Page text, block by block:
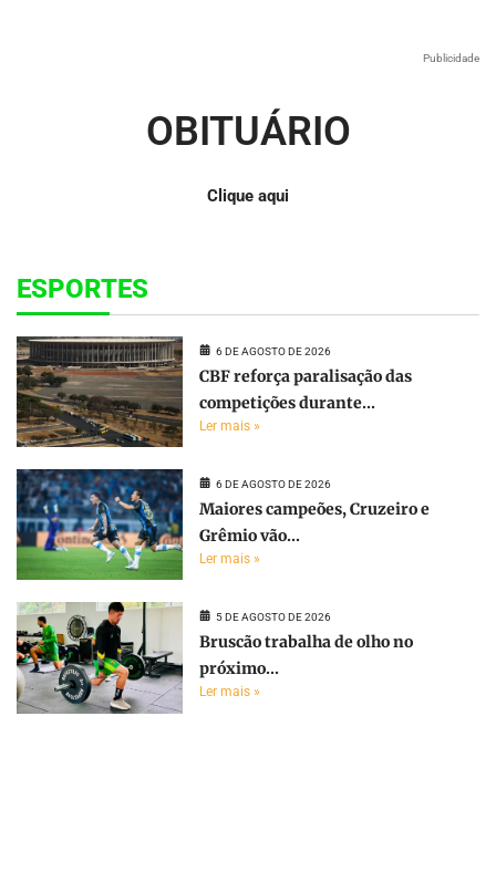
Publicidade
OBITUÁRIO
Clique aqui
ESPORTES
6 DE AGOSTO DE 2026
CBF reforça paralisação das
competições durante...
Ler mais »
6 DE AGOSTO DE 2026
Maiores campeões, Cruzeiro e
Grêmio vão...
Ler mais »
5 DE AGOSTO DE 2026
Bruscão trabalha de olho no
próximo...
Ler mais »